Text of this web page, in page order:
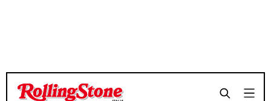
TEMPO DI LETTURA 4 MINUTI SHARE
TEMPO DI LETTURA 4 MINUTI SHARE